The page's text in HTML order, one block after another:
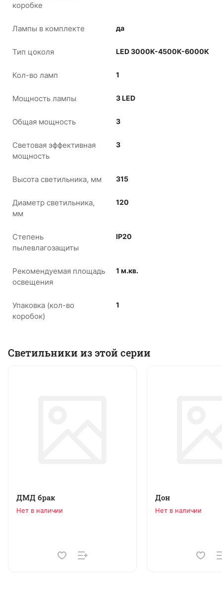
коробке
Лампы в комплекте да
Тип цоколя LED 3000K-4500K-6000К
Кол-во ламп 1
Мощность лампы 3 LED
Общая мощность 3
Световая эффективная
мощность
3
Высота светильника, мм 315
Диаметр светильника,
мм
120
Степень
пылевлагозащиты
IP20
Рекомендуемая площадь
освещения
1 м.кв.
Упаковка (кол-во
коробок)
1
Светильники из этой серии
ДМД брак
Нет в наличии
Дон
Нет в наличии